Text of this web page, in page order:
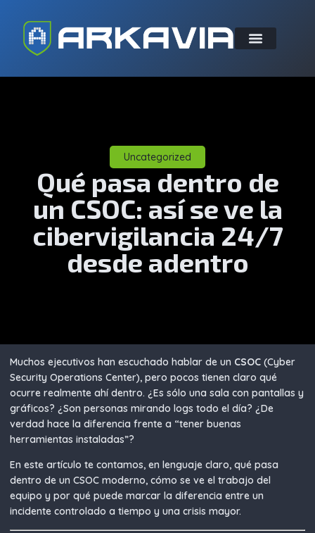
Uncategorized
Qué pasa dentro de
un CSOC: así se ve la
cibervigilancia 24/7
desde adentro
Muchos ejecutivos han escuchado hablar de un CSOC (Cyber
Security Operations Center), pero pocos tienen claro qué
ocurre realmente ahí dentro. ¿Es sólo una sala con pantallas y
gráficos? ¿Son personas mirando logs todo el día? ¿De
verdad hace la diferencia frente a “tener buenas
herramientas instaladas”?
En este artículo te contamos, en lenguaje claro, qué pasa
dentro de un CSOC moderno, cómo se ve el trabajo del
equipo y por qué puede marcar la diferencia entre un
incidente controlado a tiempo y una crisis mayor.